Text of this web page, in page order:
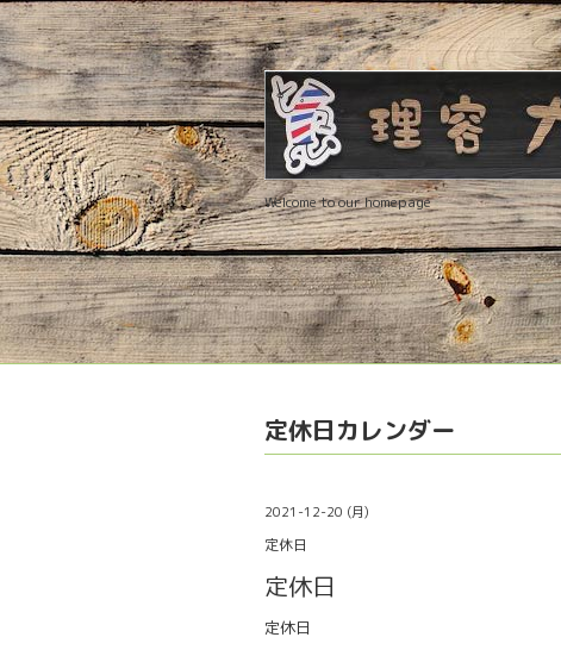
Welcome to our homepage
定休日カレンダー
2021-12-20 (月)
定休日
定休日
定休日